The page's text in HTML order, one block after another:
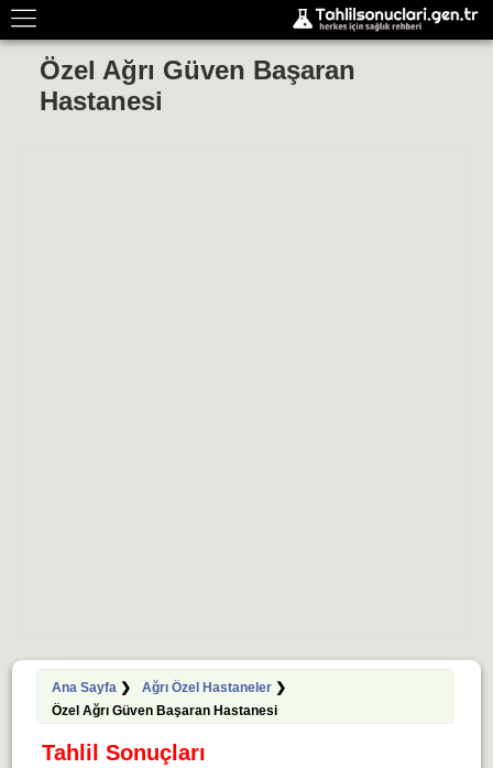
Özel Ağrı Güven Başaran
Hastanesi
Ana Sayfa❯ Ağrı Özel Hastaneler❯
Özel Ağrı Güven Başaran Hastanesi
Tahlil Sonuçları